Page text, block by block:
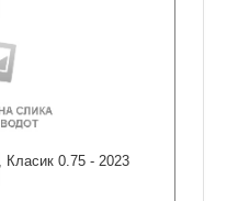
0.75 - 2023